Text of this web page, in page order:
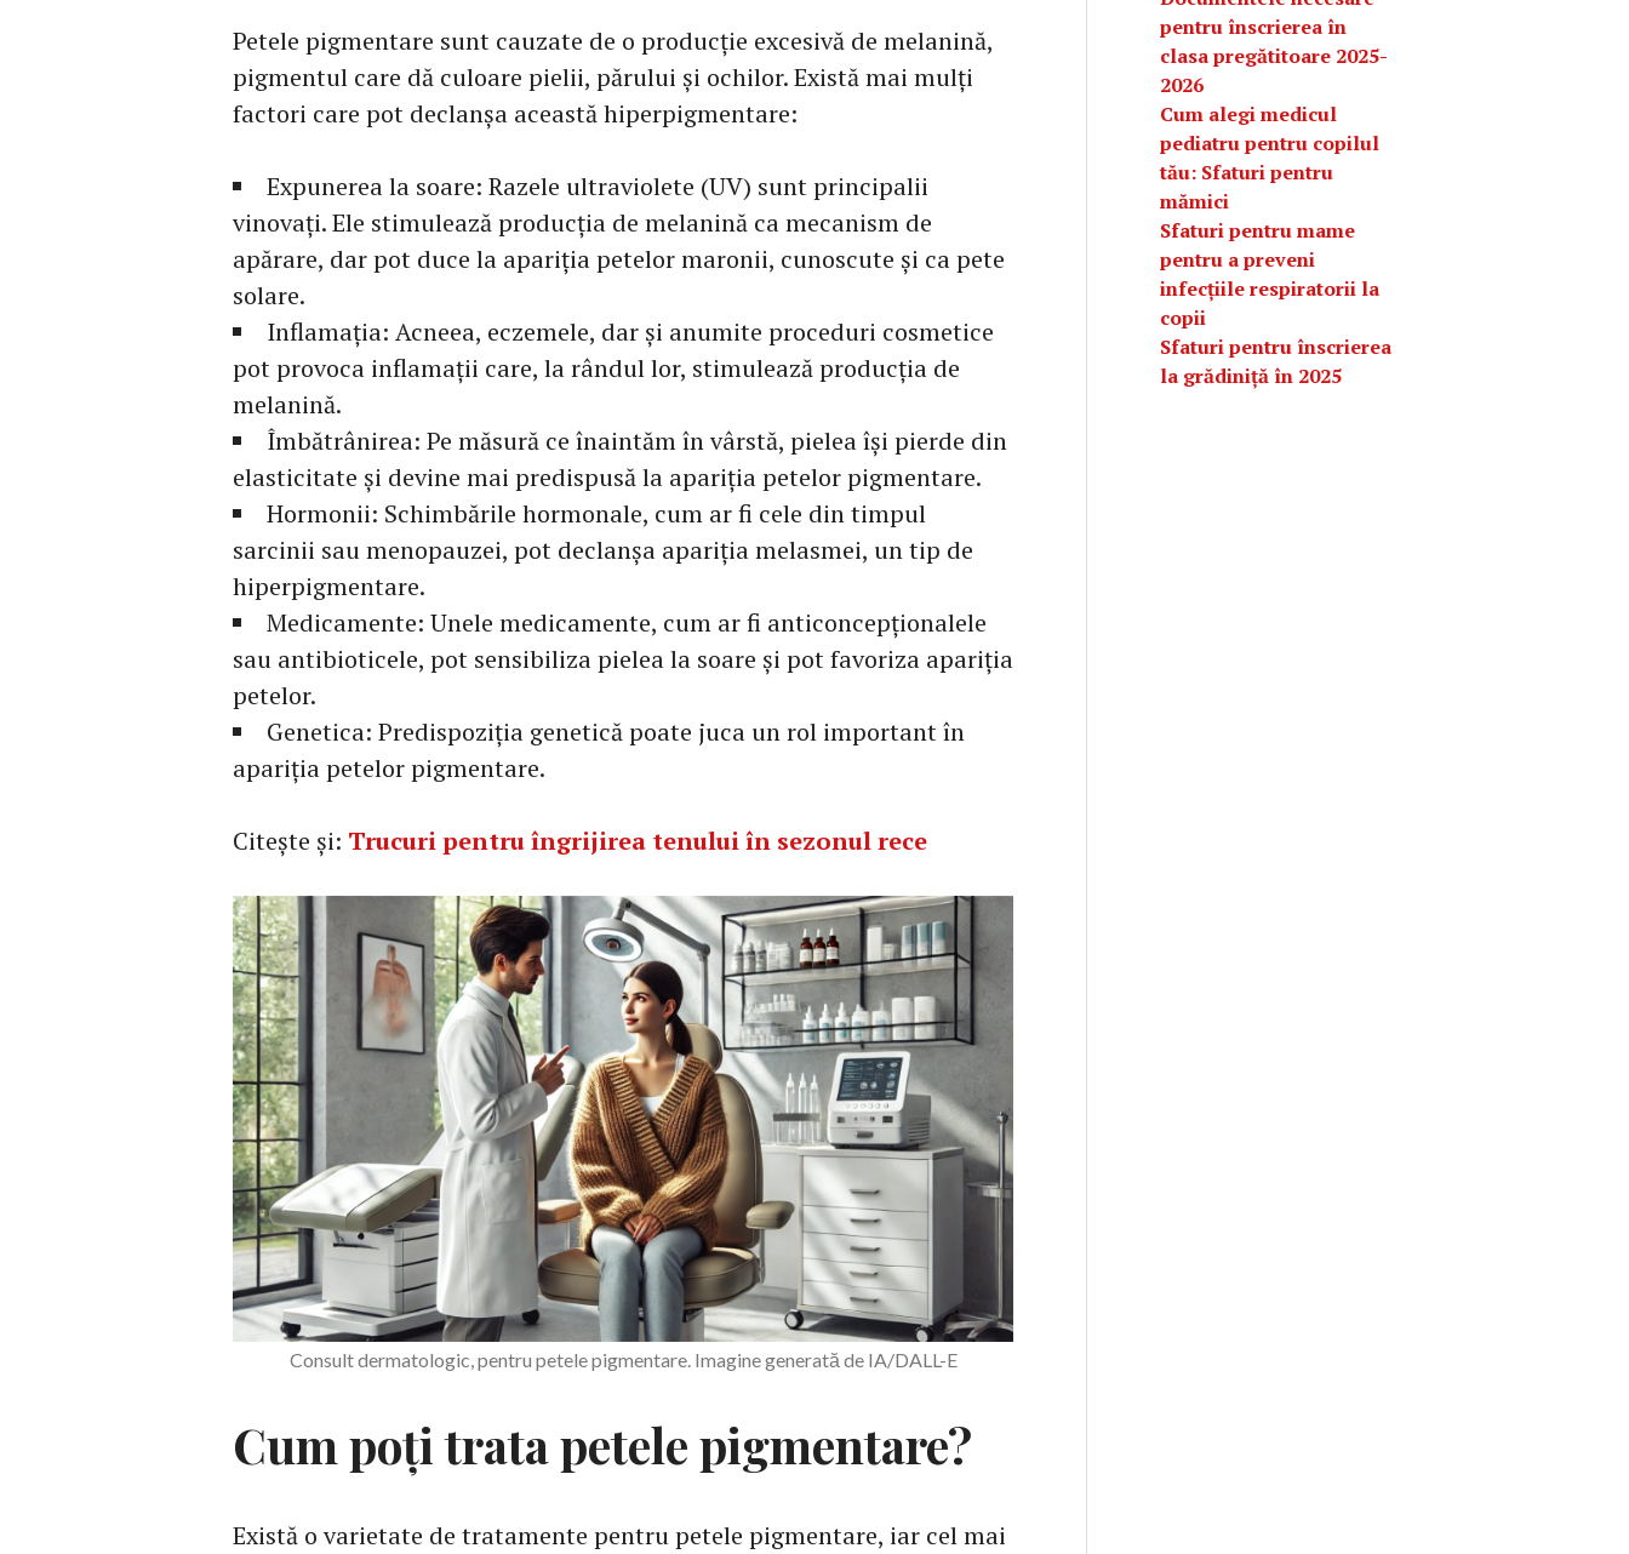
Petele pigmentare sunt cauzate de o producție excesivă de melanină,
pigmentul care dă culoare pielii, părului și ochilor. Există mai mulți
factori care pot declanșa această hiperpigmentare:
Expunerea la soare: Razele ultraviolete (UV) sunt principalii
vinovați. Ele stimulează producția de melanină ca mecanism de
apărare, dar pot duce la apariția petelor maronii, cunoscute și ca pete
solare.
Inflamația: Acneea, eczemele, dar și anumite proceduri cosmetice
pot provoca inflamații care, la rândul lor, stimulează producția de
melanină.
Îmbătrânirea: Pe măsură ce înaintăm în vârstă, pielea își pierde din
elasticitate și devine mai predispusă la apariția petelor pigmentare.
Hormonii: Schimbările hormonale, cum ar fi cele din timpul
sarcinii sau menopauzei, pot declanșa apariția melasmei, un tip de
hiperpigmentare.
Medicamente: Unele medicamente, cum ar fi anticoncepționalele
sau antibioticele, pot sensibiliza pielea la soare și pot favoriza apariția
petelor.
Genetica: Predispoziția genetică poate juca un rol important în
apariția petelor pigmentare.
Citește și: Trucuri pentru îngrijirea tenului în sezonul rece
Consult dermatologic, pentru petele pigmentare. Imagine generată de IA/DALL-E
Cum poți trata petele pigmentare?
Există o varietate de tratamente pentru petele pigmentare, iar cel mai
pentru înscrierea în
clasa pregătitoare 2025-
2026
Cum alegi medicul
pediatru pentru copilul
tău: Sfaturi pentru
mămici
Sfaturi pentru mame
pentru a preveni
infecțiile respiratorii la
copii
Sfaturi pentru înscrierea
la grădiniță în 2025